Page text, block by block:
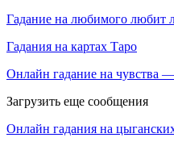
Гадание на любимого любит
Гадания на картах Таро
Онлайн гадание на чувства
Загрузить еще сообщения
Онлайн гадания на